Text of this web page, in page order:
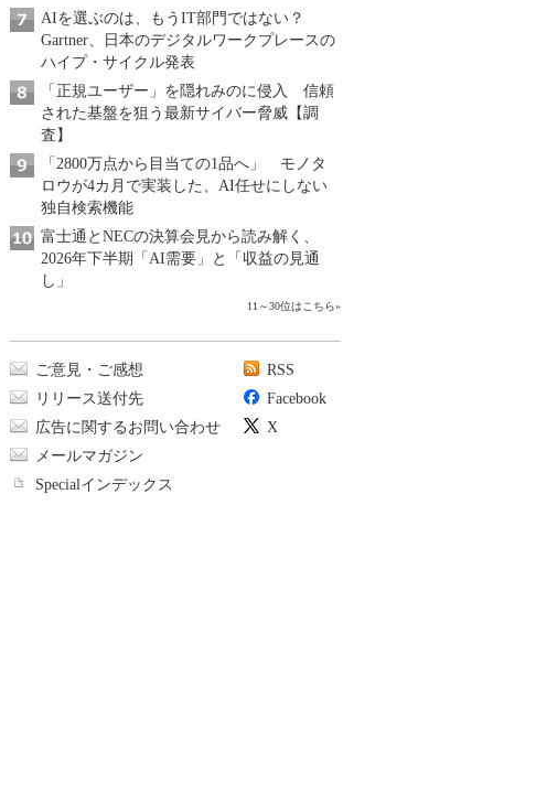
AIを選ぶのは、もうIT部門ではない？
Gartner、日本のデジタルワークプレースの
ハイプ・サイクル発表
「正規ユーザー」を隠れみのに侵入 信頼
された基盤を狙う最新サイバー脅威【調
査】
「2800万点から目当ての1品へ」 モノタ
ロウが4カ月で実装した、AI任せにしない
独自検索機能
富士通とNECの決算会見から読み解く、
2026年下半期「AI需要」と「収益の見通
し」
11～30位はこちら»
ご意見・ご感想
リリース送付先
広告に関するお問い合わせ
メールマガジン
Specialインデックス
RSS
Facebook
X